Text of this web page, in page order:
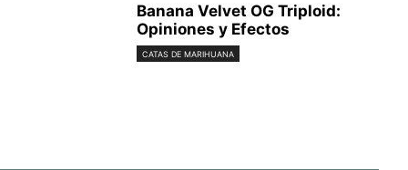
Banana Velvet OG Triploid:
Opiniones y Efectos
CATAS DE MARIHUANA